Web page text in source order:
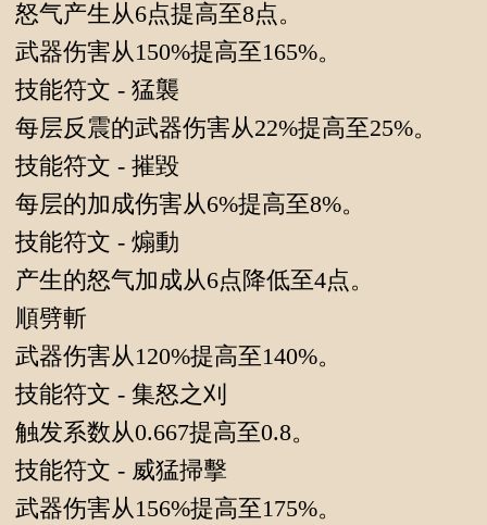
怒气产生从6点提高至8点。
武器伤害从150%提高至165%。
技能符文 - 猛襲
每层反震的武器伤害从22%提高至25%。
技能符文 - 摧毀
每层的加成伤害从6%提高至8%。
技能符文 - 煽動
产生的怒气加成从6点降低至4点。
順劈斬
武器伤害从120%提高至140%。
技能符文 - 集怒之刈
触发系数从0.667提高至0.8。
技能符文 - 威猛掃擊
武器伤害从156%提高至175%。